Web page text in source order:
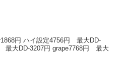
円 ハイ設定4756円 最大DD-
最大DD-3207円 grape7768円 最大